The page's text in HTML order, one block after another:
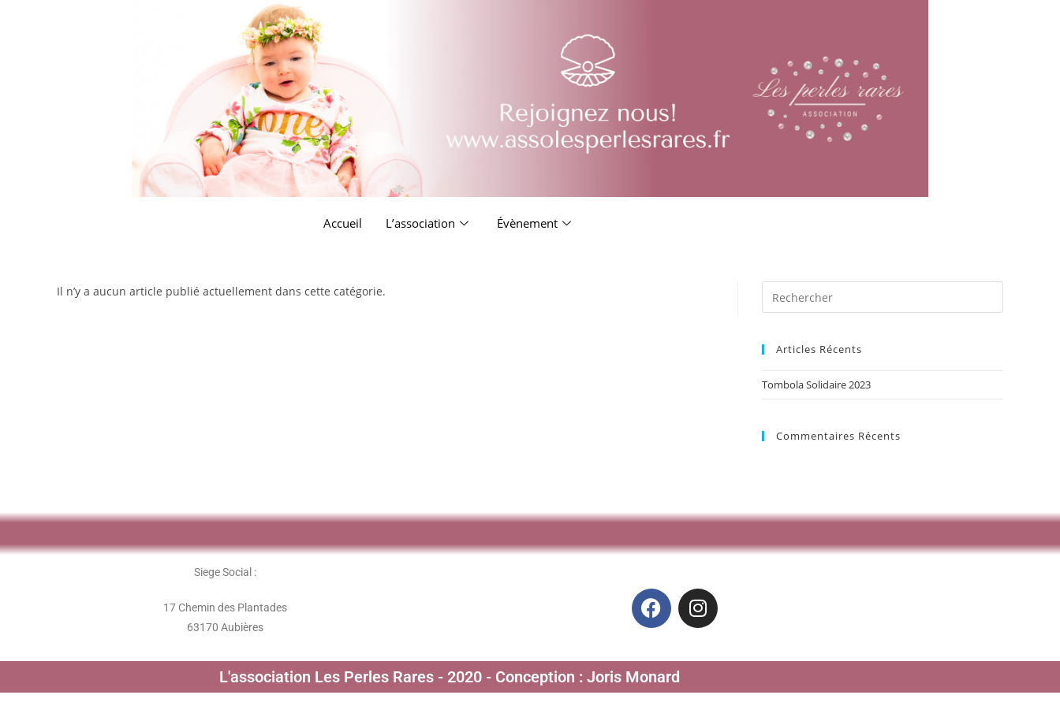
Accueil L’association Évènement
Il n’y a aucun article publié actuellement dans cette catégorie.
Articles Récents
Tombola Solidaire 2023
Commentaires Récents
Siege Social :
17 Chemin des Plantades
63170 Aubières
L'association Les Perles Rares - 2020 - Conception : Joris Monard